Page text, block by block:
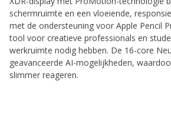
schermruimte en een vloeiende,
met de ondersteuning voor Apple Pencil
tool voor creatieve professionals en
werkruimte nodig hebben. De 16-core
geavanceerde AI-mogelijkheden,
slimmer reageren.